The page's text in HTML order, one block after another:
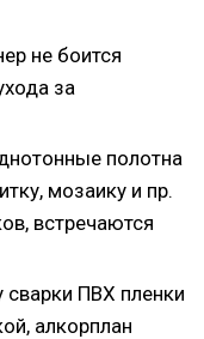
не боится
за
полотна
мозаику и пр.
встречаются
сварки ПВХ пленки
алкорплан